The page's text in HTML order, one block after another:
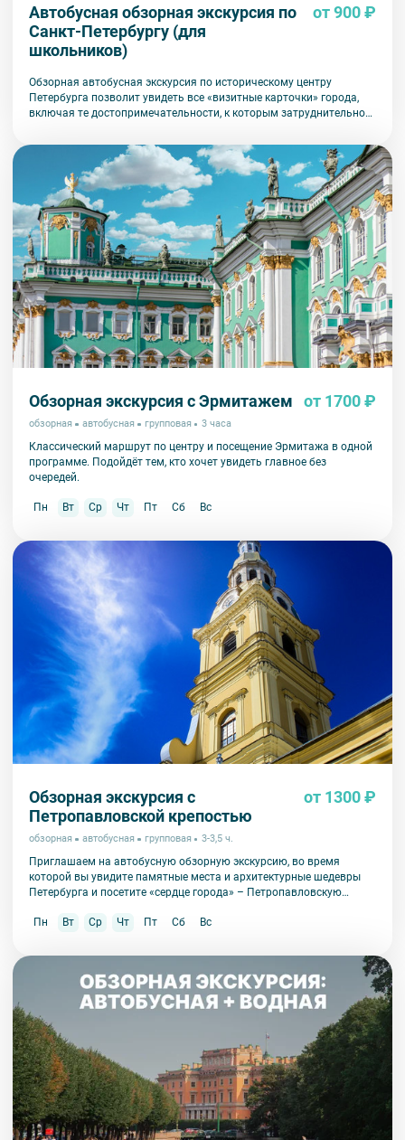
Автобусная обзорная экскурсия по
Санкт-Петербургу (для
школьников)
от 900 ₽
Обзорная автобусная экскурсия по историческому центру
Петербурга позволит увидеть все «визитные карточки» города,
включая те достопримечательности, к которым затруднительно
прогулки.
Обзорная экскурсия с Эрмитажем от 1700 ₽
обзорная автобусная групповая 3 часа
Классический маршрут по центру и посещение Эрмитажа в одной
программе. Подойдёт тем, кто хочет увидеть главное без
очередей.
Пн Вт Ср Чт Пт Сб Вс
Обзорная экскурсия с
Петропавловской крепостью
от 1300 ₽
обзорная автобусная групповая 3-3,5 ч.
Приглашаем на автобусную обзорную экскурсию, во время
которой вы увидите памятные места и архитектурные шедевры
Петербурга и посетите «сердце города» – Петропавловскую
Пн
Вт Ср Чт Пт Сб Вс